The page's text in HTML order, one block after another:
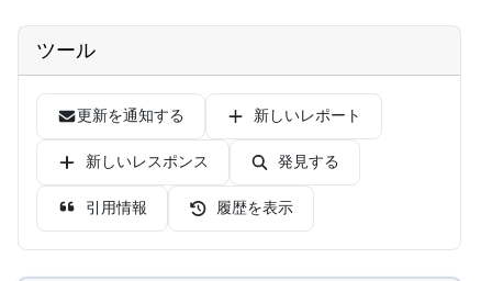
ツール
更新を通知する 新しいレポート
新しいレスポンス 発見する
引用情報 履歴を表示